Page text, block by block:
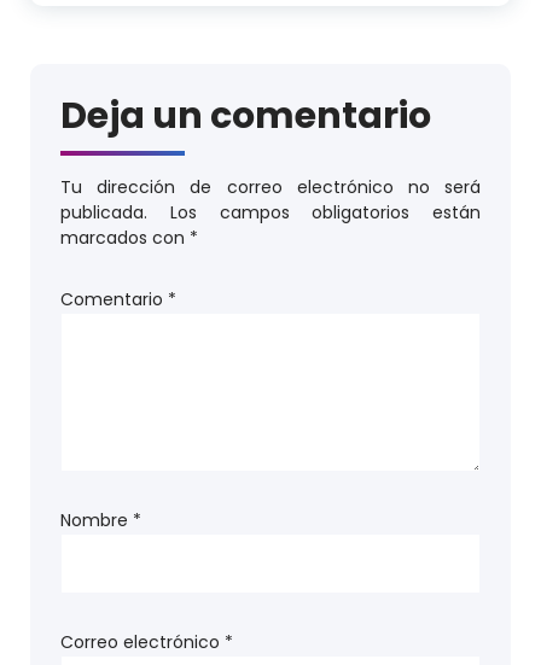
Deja un comentario
Tu dirección de correo electrónico no será
publicada.
Los campos obligatorios están
marcados con *
Comentario *
Nombre *
Correo electrónico *